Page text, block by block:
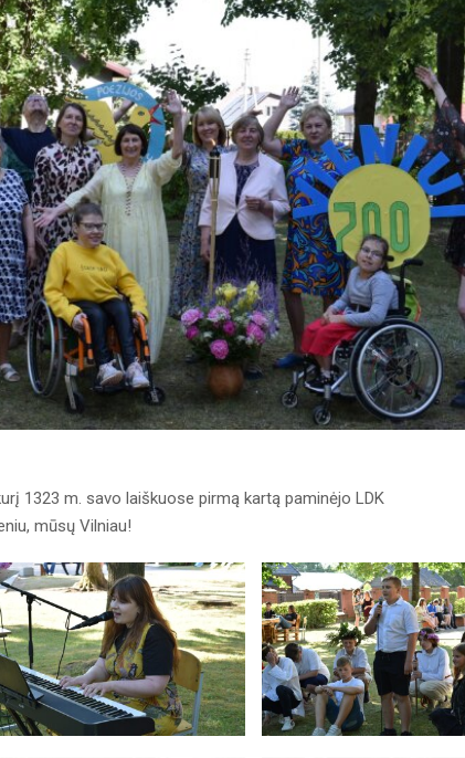
1323 m. savo laiškuose pirmą kartą paminėjo LDK
mūsų Vilniau!